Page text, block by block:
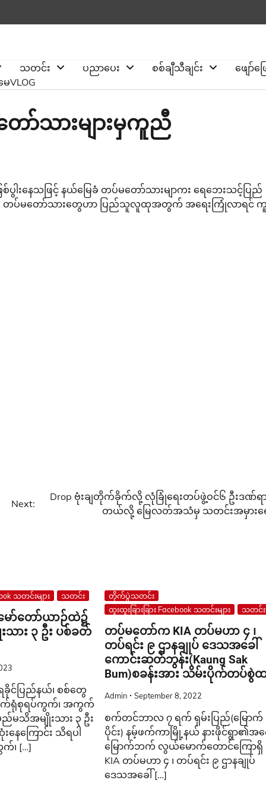
သတင်း ပညာပေး စစ်ချီသီချင်း
ဖျော်ဖ
ေVLOG
ာ်သားများမှကူညီ
ပွါးနေသဖြင့် နယ်မြေခံ တပ်မတော်သားမျာကး ရေဘေးသင့်ပြည်
.။ တပ်မတော်သားတွေဟာ ပြည်သူလူထုအတွက် အရေးကြုံလာရင်
Next:
Drop ဗုံးချတိုက်ခိုက်လို့ လုံခြုံရေးတပ်ဖွဲ့ဝင်၆ ဦးဒဏ်ရ
တယ်လို့ မြေလတ်အသံမှ သတင်းအမှားရ
သတင်းများ သတင်း
ာ်တော်ယာဉ်ထဲ၌
ား ၃ ဦး ပစ်ခတ်
ခိုင်ပြည်နယ်၊ စစ်တွေ
စက်ရုံစုရပ်ကွက်၊ အကွက်
မသိအမျိုးသား ၃ ဦး
ေကြောင်း သိရပါ
၊ […]
တိုက်ပွဲသတင်း
ထူးထူးခြားခြား Facebook သတင်းများ
သတင်း
တပ်မတော်က KIA တပ်မဟာ ၄ ၊
တပ်ရင်း ၉ ဌာနချုပ် ဒေသအခေါ်
ကောင်းဆတ်ဘွန်း(Kaung Sak
Bum)စခန်းအား သိမ်းပိုက်တပ်စွဲထ
Admin September 8, 2022
စက်တင်ဘာလ ၇ ရက် ရှမ်းပြည်(မြောက်
ပိုင်း) နမ့်ဖက်ကာမြို့နယ် နားဖိုင်ရွာ၏အ
မြောက်ဘက် လွယ်မောက်တောင်ကြောရှိ
KIA တပ်မဟာ ၄ ၊ တပ်ရင်း ၉ ဌာနချုပ်
ဒေသအခေါ် […]